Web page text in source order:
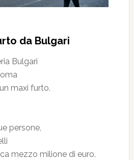
da Bulgari
Bulgari
maxi furto.
persone,
mezzo milione di euro.